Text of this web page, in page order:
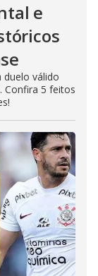
e
duelo válido
Confira 5 feitos